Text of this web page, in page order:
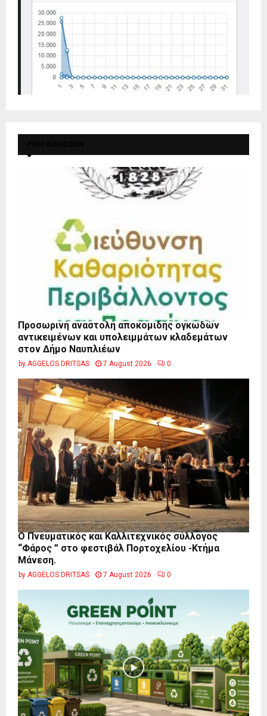
Προσωρινή αναστολή αποκομιδής ογκωδών
αντικειμένων και υπολειμμάτων κλαδεμάτων
στον Δήμο Ναυπλιέων
by AGGELOS DRITSAS 7 August 2026 0
Ο Πνευματικός και Καλλιτεχνικός σύλλογος
“Φάρος ” στο φεστιβάλ Πορτοχελίου -Κτήμα
Μάνεση.
by AGGELOS DRITSAS 7 August 2026 0